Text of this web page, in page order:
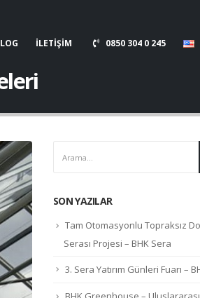
İLETİŞİM 0850 304 0 245
SON YAZILAR
Tam Otomasyonlu Topraksız
Serası Projesi – BHK Sera
3. Sera Yatırım Günleri Fuarı –